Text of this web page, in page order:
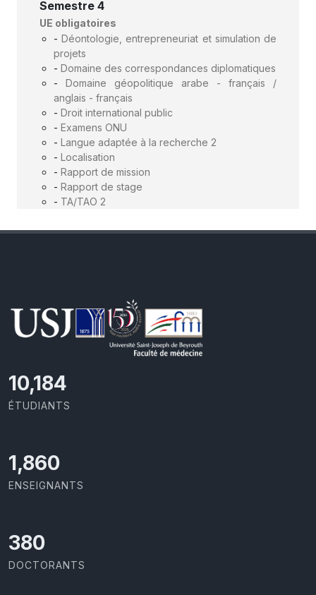
Semestre 4
UE obligatoires
-Déontologie, entrepreneuriat et simulation de
projets
- Domaine des correspondances diplomatiques
- Domaine géopolitique arabe - français /
anglais - français
- Droit international public
- Examens ONU
- Langue adaptée à la recherche 2
- Localisation
- Rapport de mission
- Rapport de stage
- TA/TAO 2
11,727
ÉTUDIANTS
2,142
ENSEIGNANTS
437
DOCTORANTS